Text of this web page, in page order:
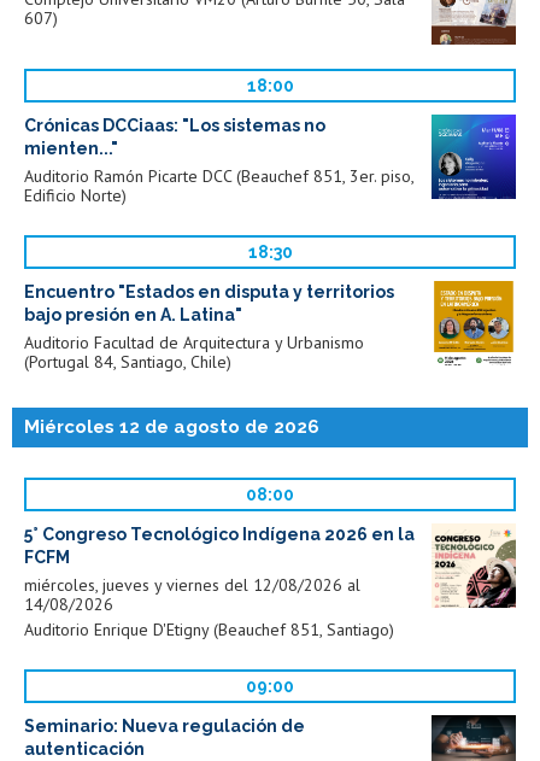
607)
18:00
Crónicas DCCiaas: "Los sistemas no
mienten..."
Auditorio Ramón Picarte DCC (Beauchef 851, 3er. piso,
Edificio Norte)
18:30
Encuentro "Estados en disputa y territorios
bajo presión en A. Latina"
Auditorio Facultad de Arquitectura y Urbanismo
(Portugal 84, Santiago, Chile)
Miércoles 12 de agosto de 2026
08:00
5° Congreso Tecnológico Indígena 2026 en la
FCFM
miércoles, jueves y viernes del 12/08/2026 al
14/08/2026
Auditorio Enrique D'Etigny (Beauchef 851, Santiago)
09:00
Seminario: Nueva regulación de
autenticación